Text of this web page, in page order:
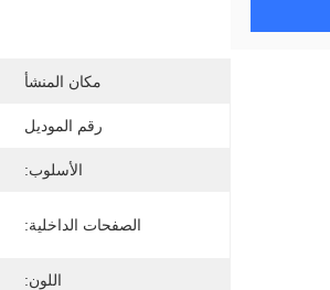
مكان المنشأ
رقم الموديل
الأسلوب:
الصفحات الداخلية:
اللون: